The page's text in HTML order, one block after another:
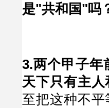
是"共和国"吗
3.两个甲子年
天下只有主
至把这种不